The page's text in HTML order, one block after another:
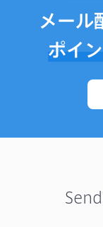
メール
ポイ